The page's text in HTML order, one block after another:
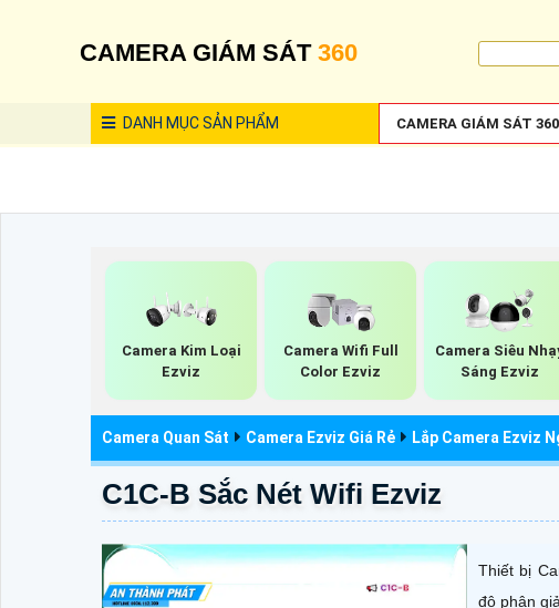
CAMERA GIÁM SÁT 360
DANH MỤCSẢN PHẨM CAMERA GIÁM SÁT 360
Camera Kim Loại
Ezviz
Camera Wifi Full
Color Ezviz
Camera Siêu
Sáng Ezviz
Camera Quan Sát Camera Ezviz Giá Rẻ Lắp Camera Ezviz
C1C-B Sắc Nét Wifi Ezviz
Thiết bị
độ phân